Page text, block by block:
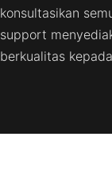
konsultasikan
support
berkualitas